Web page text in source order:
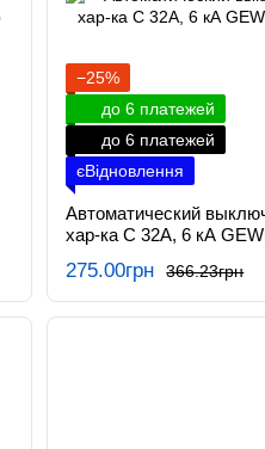
−25%
до 6 платежей
до 6 платежей
єВідновлення
Автоматический
хар-ка C 32А, 6 кА
366.23грн
275.00грн